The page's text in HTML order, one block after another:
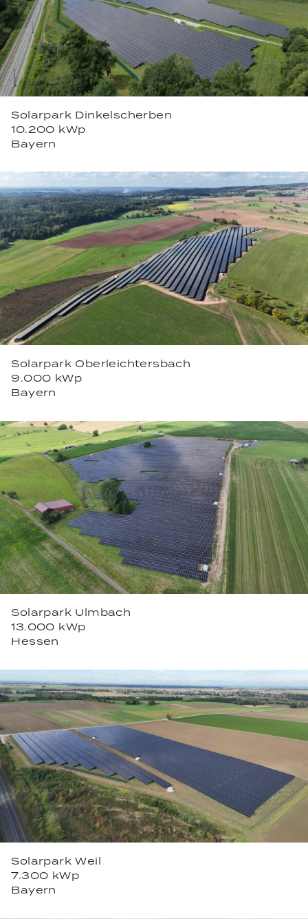
Solarpark Dinkelscherben
10.200 kWp
Bayern
Solarpark Oberleichtersbach
9.000 kWp
Bayern
Solarpark Ulmbach
13.000 kWp
Hessen
Solarpark Weil
7.300 kWp
Bayern